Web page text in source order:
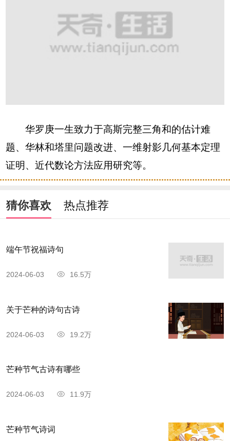
华罗庚一生致力于高斯完整三角和的估计难
题、华林和塔里问题改进、一维射影几何基本定理
证明、近代数论方法应用研究等。
猜你喜欢 热点推荐
端午节祝福诗句
2024-06-03 16.5万
关于芒种的诗句古诗
2024-06-03 19.2万
芒种节气古诗有哪些
2024-06-03 11.9万
芒种节气诗词